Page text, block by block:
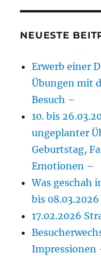
NEUESTE
Erwerb einer
Übungen mit
Besuch –
10. bis
ungeplanter
Geburtstag,
Emotionen –
Was geschah
bis
17.02.2026
Impressionen